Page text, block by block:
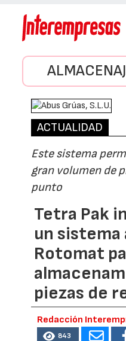
ACTUALIDAD
Este sistema
gran volumen de
punto
Tetra Pak
un
Rotomat
piezas de
Redacción
843